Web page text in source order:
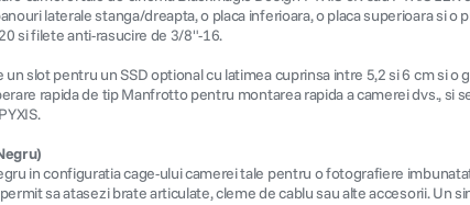
laterale stanga/dreapta, o placa inferioara, o placa superioara si
si filete anti-rasucire de 3/8"-16.
slot pentru un SSD optional cu latimea cuprinsa intre 5,2 si 6 cm si
rapida de tip Manfrotto pentru montarea rapida a camerei dvs.,
in configuratia cage-ului camerei tale pentru o fotografiere
sa atasezi brate articulate, cleme de cablu sau alte accesorii.